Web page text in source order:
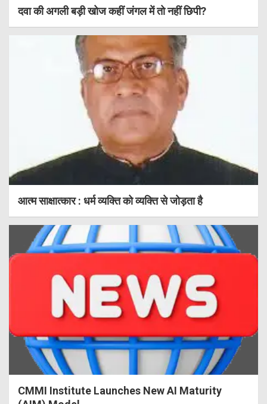
दवा की अगली बड़ी खोज कहीं जंगल में तो नहीं छिपी?
आत्म साक्षात्कार : धर्म व्यक्ति को व्यक्ति से जोड़ता है
CMMI Institute Launches New AI Maturity